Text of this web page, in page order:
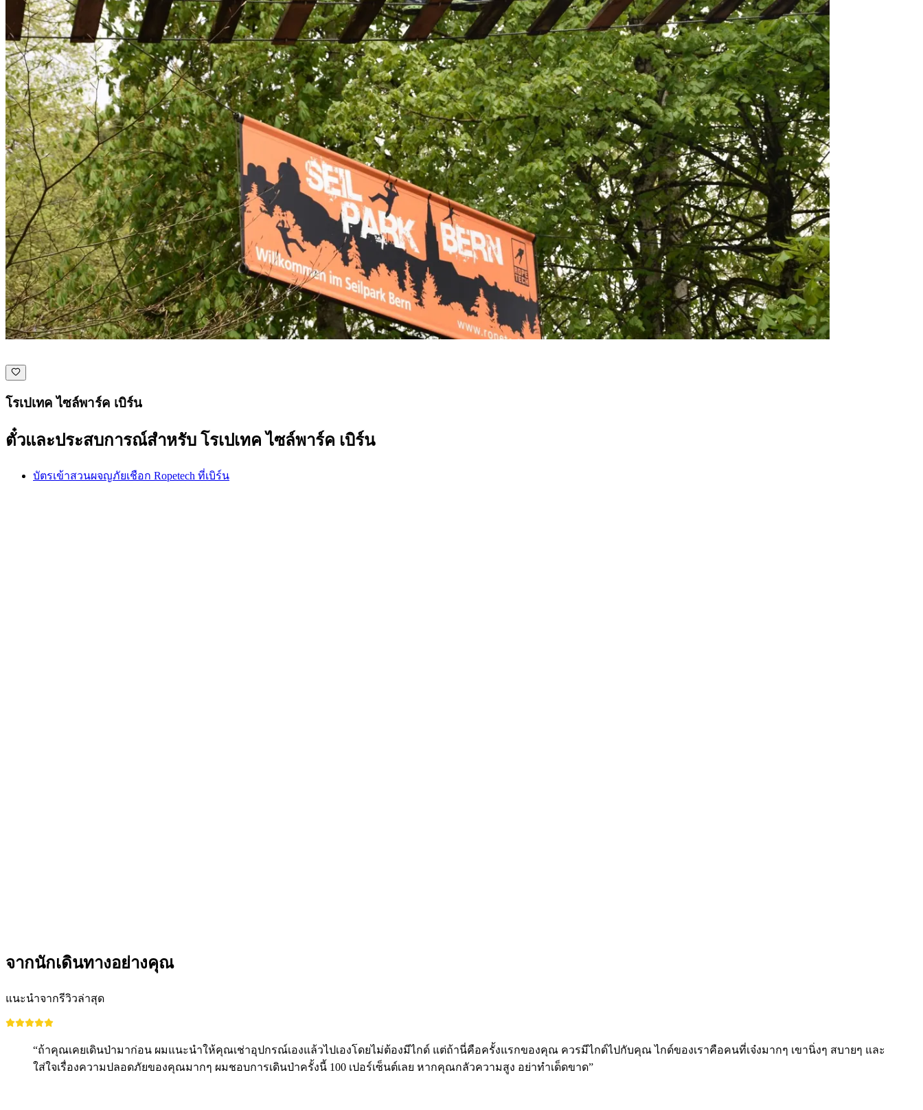
โรเปเทค ไซล์พาร์ค เบิร์น
ตั๋วและประสบการณ์สำหรับ โรเปเทค ไซล์พาร์ค เบิร์น
บัตรเข้าสวนผจญภัยเชือก Ropetech ที่เบิร์น
จากนักเดินทางอย่างคุณ
แนะนำจากรีวิวล่าสุด
“ถ้าคุณเคยเดินป่ามาก่อน ผมแนะนำให้คุณเช่าอุปกรณ์เองแล้วไปเองโดยไม่ต้องมีไกด์ แต่ถ้านี่คือครั้งแรกของคุณ ควรมีไกด์ไปกับคุณ ไกด์ของเราคือคนที่เจ๋งมากๆ เขานิ่งๆ สบายๆ และ
ใส่ใจเรื่องความปลอดภัยของคุณมากๆ ผมชอบการเดินป่าครั้งนี้ 100 เปอร์เซ็นต์เลย หากคุณกลัวความสูง อย่าทำเด็ดขาด”